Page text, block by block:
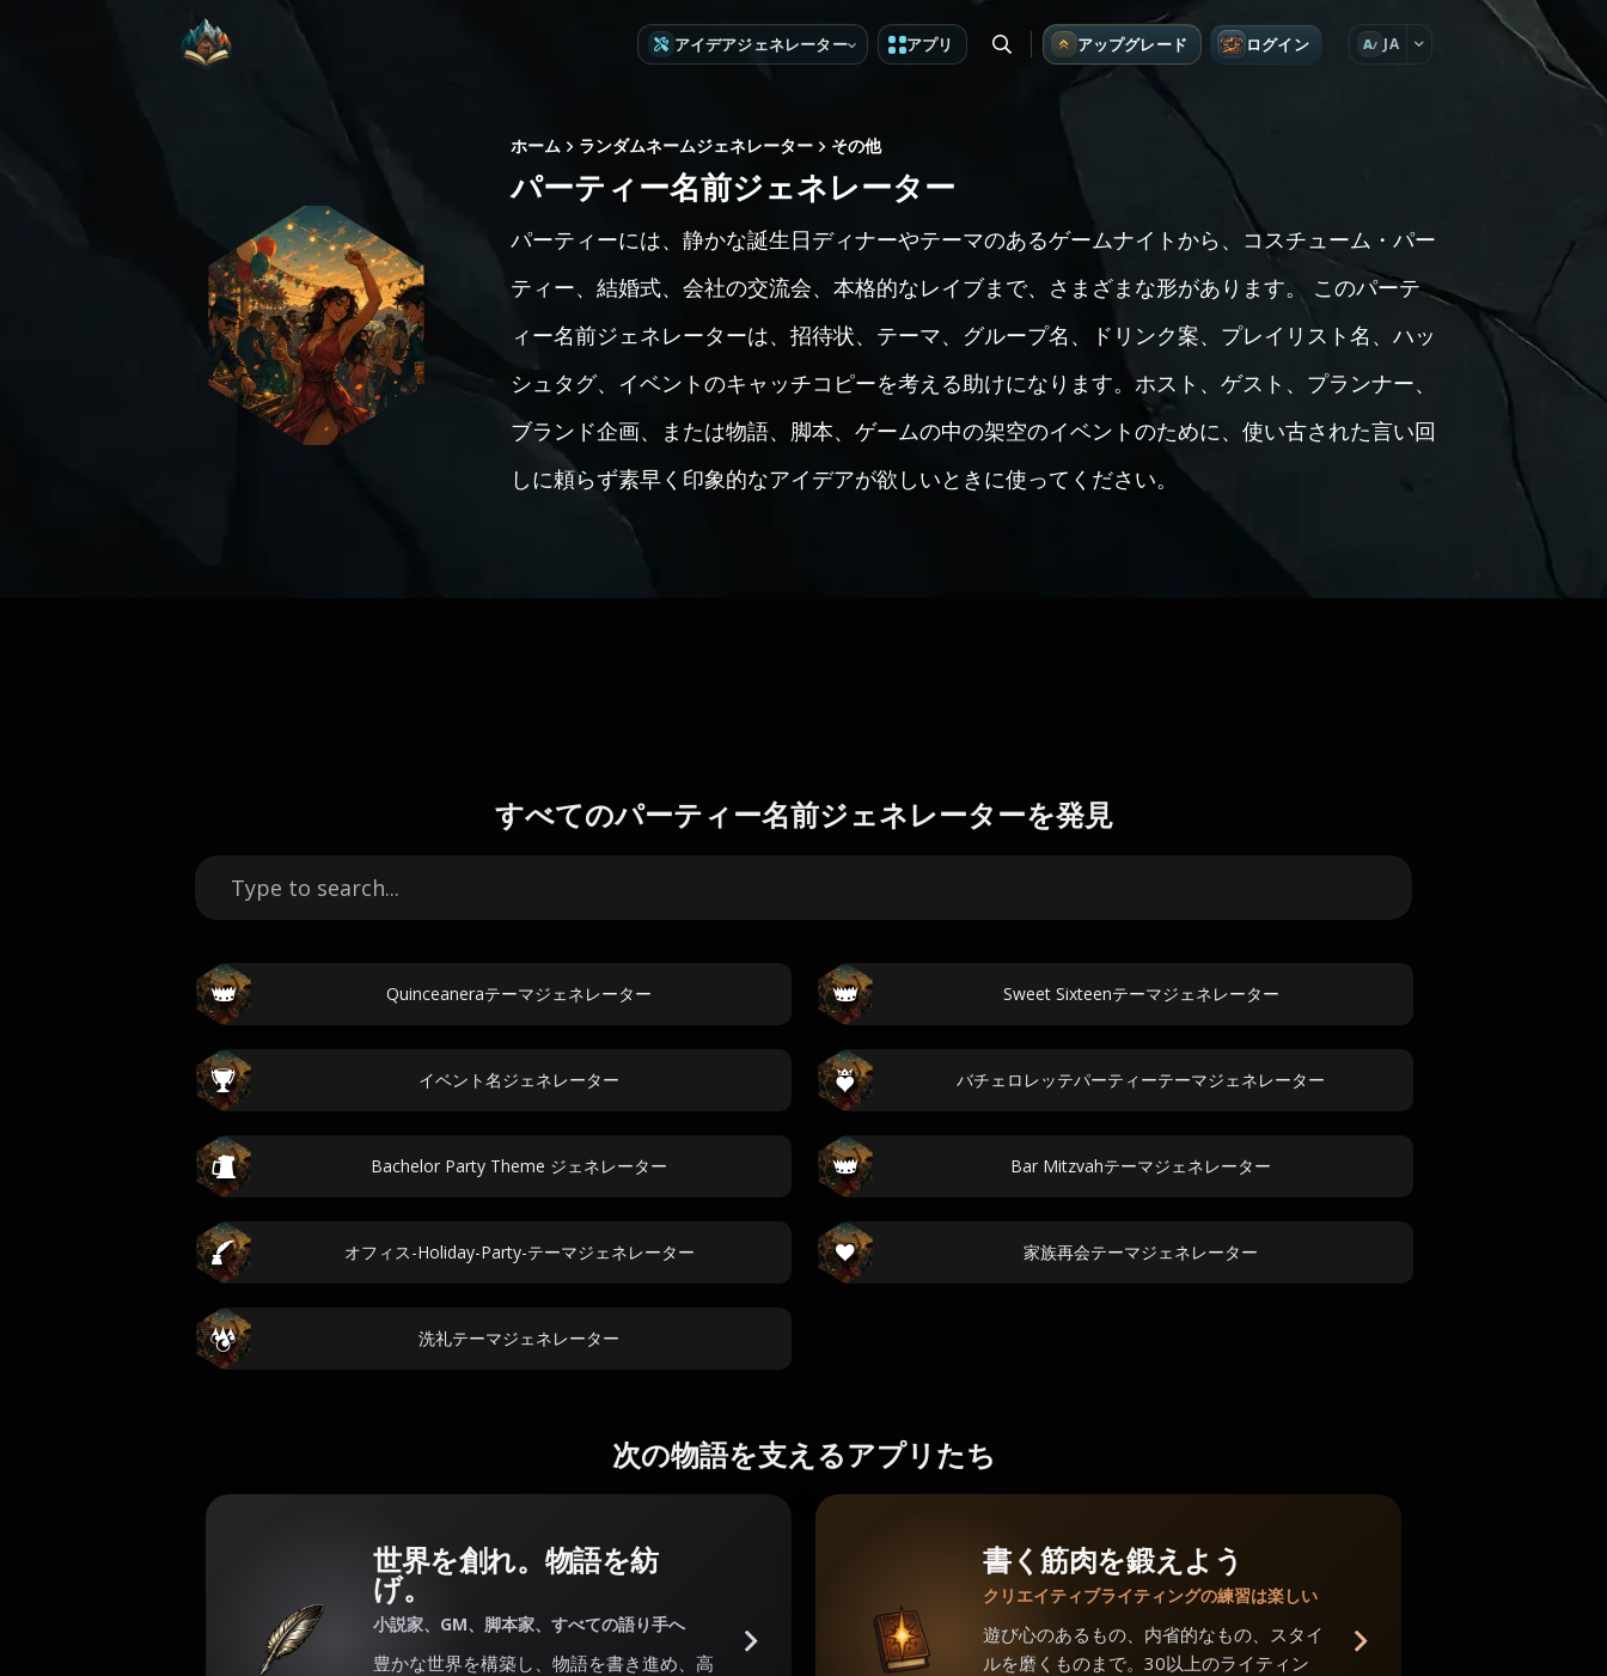
アイデアジェネレーター アプリ アップグレード ログイン A JA
ホーム ランダムネームジェネレーター その他
パーティー名前ジェネレーター
パーティーには、静かな誕生日ディナーやテーマのあるゲームナイトから、コスチューム・パー
ティー、結婚式、会社の交流会、本格的なレイブまで、さまざまな形があります。 このパーテ
ィー名前ジェネレーターは、招待状、テーマ、グループ名、ドリンク案、プレイリスト名、ハッ
シュタグ、イベントのキャッチコピーを考える助けになります。ホスト、ゲスト、プランナー、
ブランド企画、または物語、脚本、ゲームの中の架空のイベントのために、使い古された言い回
しに頼らず素早く印象的なアイデアが欲しいときに使ってください。
すべてのパーティー名前ジェネレーターを発見
Quinceaneraテーマジェネレーター Sweet Sixteenテーマジェネレーター
イベント名ジェネレーター バチェロレッテパーティーテーマジェネレーター
Bachelor Party Theme ジェネレーター Bar Mitzvahテーマジェネレーター
オフィス-Holiday-Party-テーマジェネレーター 家族再会テーマジェネレーター
洗礼テーマジェネレーター
次の物語を支えるアプリたち
世界を創れ。物語を紡
げ。
小説家、GM、脚本家、すべての語り手へ
豊かな世界を構築し、物語を書き進め、高
書く筋肉を鍛えよう
クリエイティブライティングの練習は楽しい
遊び心のあるもの、内省的なもの、スタイ
ルを磨くものまで。30以上のライティン